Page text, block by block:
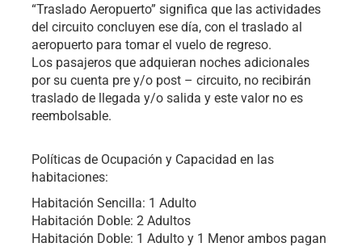
“Traslado Aeropuerto” significa que las actividades
del circuito concluyen ese día, con el traslado al
aeropuerto para tomar el vuelo de regreso.
Los pasajeros que adquieran noches adicionales
por su cuenta pre y/o post – circuito, no recibirán
traslado de llegada y/o salida y este valor no es
reembolsable.
Políticas de Ocupación y Capacidad en las
habitaciones:
Habitación Sencilla: 1 Adulto
Habitación Doble: 2 Adultos
Habitación Doble: 1 Adulto y 1 Menor ambos pagan